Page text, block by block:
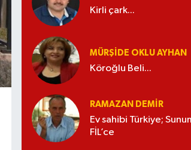
Kirli çark...
MÜRŞIDE OKLU AYHAN
Köroğlu Beli...
RAMAZAN DEMİR
Ev sahibi Türkiye;
FİL’ce